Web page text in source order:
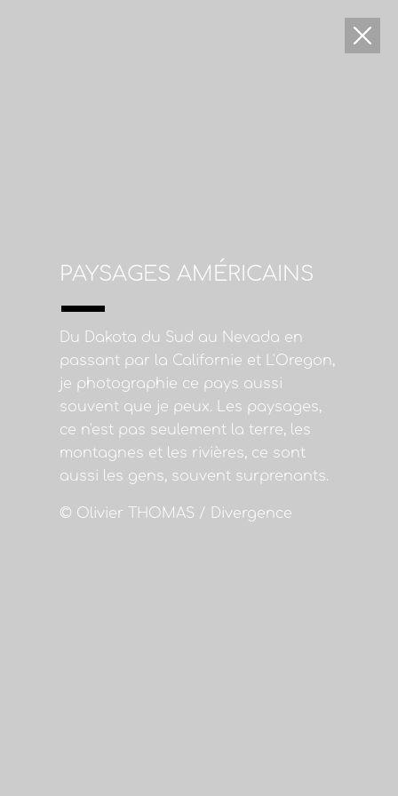
PAYSAGES AMÉRICAINS
Du Dakota du Sud au Nevada en
passant par la Californie et L'Oregon,
je photographie ce pays aussi
souvent que je peux. Les paysages,
ce n'est pas seulement la terre, les
montagnes et les rivières, ce sont
aussi les gens, souvent surprenants.
© Olivier THOMAS / Divergence